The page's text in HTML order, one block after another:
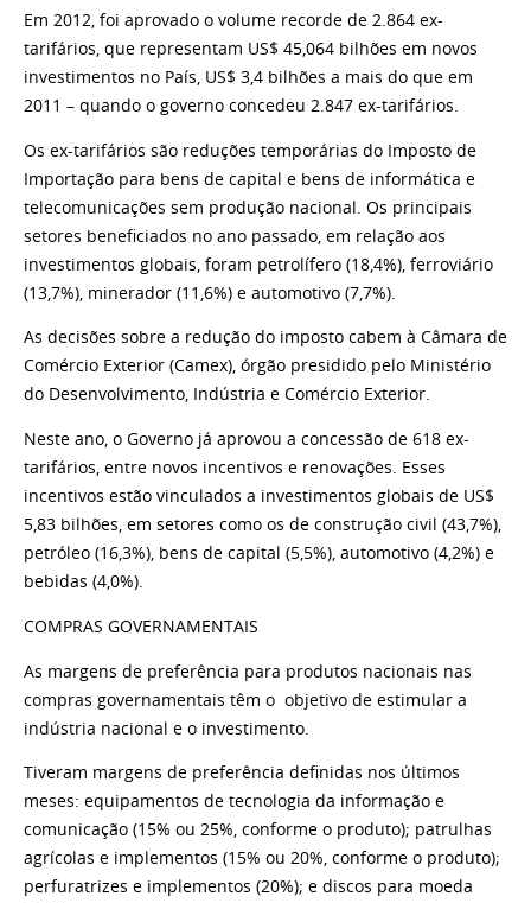
Em 2012, foi aprovado o volume recorde de 2.864 ex-
tarifários, que representam US$ 45,064 bilhões em novos
investimentos no País, US$ 3,4 bilhões a mais do que em
2011 – quando o governo concedeu 2.847 ex-tarifários.
Os ex-tarifários são reduções temporárias do Imposto de
Importação para bens de capital e bens de informática e
telecomunicações sem produção nacional. Os principais
setores beneficiados no ano passado, em relação aos
investimentos globais, foram petrolífero (18,4%), ferroviário
(13,7%), minerador (11,6%) e automotivo (7,7%).
As decisões sobre a redução do imposto cabem à Câmara de
Comércio Exterior (Camex), órgão presidido pelo Ministério
do Desenvolvimento, Indústria e Comércio Exterior.
Neste ano, o Governo já aprovou a concessão de 618 ex-
tarifários, entre novos incentivos e renovações. Esses
incentivos estão vinculados a investimentos globais de US$
5,83 bilhões, em setores como os de construção civil (43,7%),
petróleo (16,3%), bens de capital (5,5%), automotivo (4,2%) e
bebidas (4,0%).
COMPRAS GOVERNAMENTAIS
As margens de preferência para produtos nacionais nas
compras governamentais têm o objetivo de estimular a
indústria nacional e o investimento.
Tiveram margens de preferência definidas nos últimos
meses: equipamentos de tecnologia da informação e
comunicação (15% ou 25%, conforme o produto); patrulhas
agrícolas e implementos (15% ou 20%, conforme o produto);
perfuratrizes e implementos (20%); e discos para moeda